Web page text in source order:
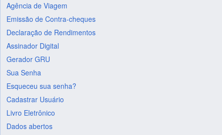
Agência de Viagem
Emissão de Contra-cheques
Declaração de Rendimentos
Assinador Digital
Gerador GRU
Sua Senha
Esqueceu sua senha?
Cadastrar Usuário
Livro Eletrônico
Dados abertos